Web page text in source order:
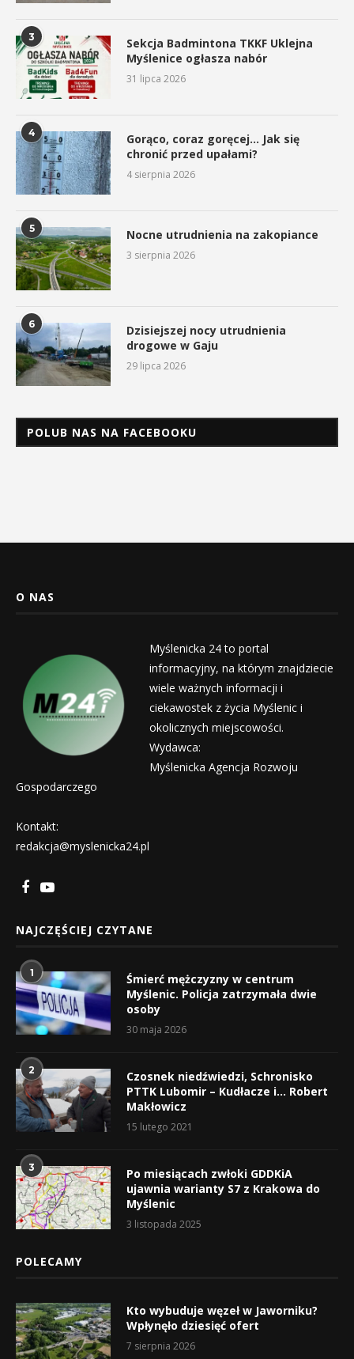
3
Sekcja Badmintona TKKF Uklejna
Myślenice ogłasza nabór
31 lipca 2026
4
Gorąco, coraz goręcej… Jak się
chronić przed upałami?
4 sierpnia 2026
5 Nocne utrudnienia na zakopiance
3 sierpnia 2026
6
Dzisiejszej nocy utrudnienia
drogowe w Gaju
29 lipca 2026
POLUB NAS NA FACEBOOKU
O NAS
Myślenicka 24 to portal
informacyjny, na którym znajdziecie
wiele ważnych informacji i
ciekawostek z życia Myślenic i
okolicznych miejscowości.
Wydawca:
Myślenicka Agencja Rozwoju
Gospodarczego
Kontakt:
redakcja@myslenicka24.pl
NAJCZĘŚCIEJ CZYTANE
1
Śmierć mężczyzny w centrum
Myślenic. Policja zatrzymała dwie
osoby
30 maja 2026
2
Czosnek niedźwiedzi, Schronisko
PTTK Lubomir – Kudłacze i… Robert
Makłowicz
15 lutego 2021
3
Po miesiącach zwłoki GDDKiA
ujawnia warianty S7 z Krakowa do
Myślenic
3 listopada 2025
POLECAMY
Kto wybuduje węzeł w Jaworniku?
Wpłynęło dziesięć ofert
7 sierpnia 2026